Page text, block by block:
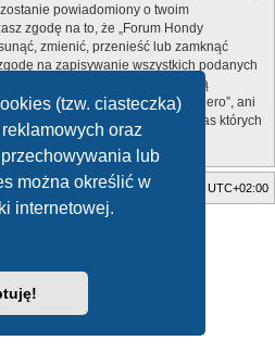
(tzw. ciasteczka)
oraz
lub
można określić w
internetowej.
powiadomiony o twoim
zgodę na to, że „Forum Hondy
zmienić, przenieść lub zamknąć
na zapisywanie wszystkich podanych
danych. Informacje te nie będą
ale ani „Forum Hondy Varadero”, ani
za włamania do witryny, podczas których
Strefa czasowa UTC+02:00
ciasteczka witryny
by
, Turaiel,
osobowych